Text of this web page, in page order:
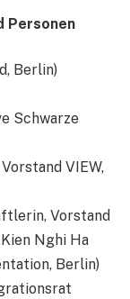
Personen
Berlin)
Schwarze
VIEW,
Vorstand
Nghi Ha
Berlin)